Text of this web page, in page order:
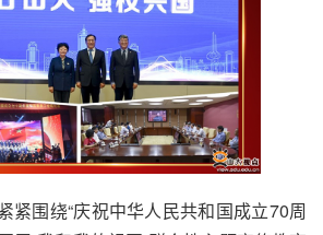
紧围绕“庆祝中华人民共和国成立70周